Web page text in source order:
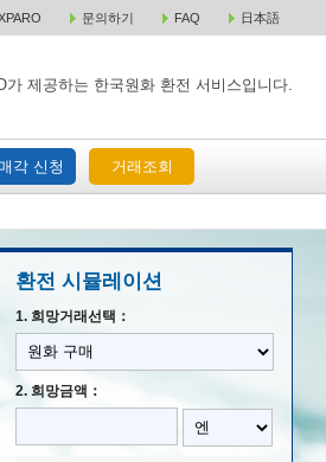
문의하기 FAQ 日本語
제공하는 한국원화 환전 서비스입니다.
각 신청 거래조회
원매각 주문 거래조회
환전 시뮬레이션
1. 희망거래선택：
2. 희망금액：